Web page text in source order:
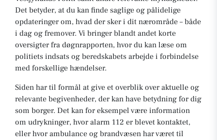
Det betyder, at du kan finde saglige og pålidelige
opdateringer om, hvad der sker i dit nærområde – både
i dag og fremover. Vi bringer blandt andet korte
oversigter fra døgnrapporten, hvor du kan læse om
politiets indsats og beredskabets arbejde i forbindelse
med forskellige hændelser.
Siden har til formål at give et overblik over aktuelle og
relevante begivenheder, der kan have betydning for dig
som borger. Det kan for eksempel være information
om udrykninger, hvor alarm 112 er blevet kontaktet,
eller hvor ambulance og brandvæsen har været til